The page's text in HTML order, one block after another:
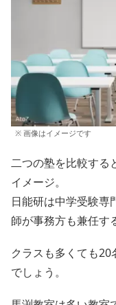
※ 画像はイメージです
二つの塾を比較する
イメージ。
日能研は中学受験専
師が事務方も兼任す
クラスも多くても20
でしょう。